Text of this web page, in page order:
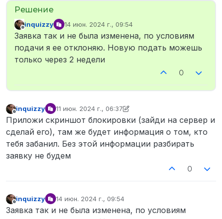
Не в сети
inquizzy 14 июн. 2024 г., 09:54
отредактировано
Заявка так и не была изменена, по условиям
подачи я ее отклоняю. Новую подать можешь
только через 2 недели
0
inquizzy 11 июн. 2024 г., 06:37
отредактировано inquizzy
Приложи скриншот блокировки (зайди на сервер и
сделай его), там же будет информация о том, кто
тебя забанил. Без этой информации разбирать
заявку не будем
0
inquizzy 14 июн. 2024 г., 09:54
отредактировано
Заявка так и не была изменена, по условиям